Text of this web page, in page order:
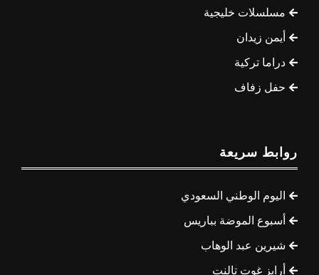
مسلسلات خليجية
أيمن زيدان
دراما تركية
حفل زفاف
روابط سريعة
اليوم الوطني السعودي
أسبوع الموضة بباريس
شيرين عبد الوهاب
أرابز غوت تالنت